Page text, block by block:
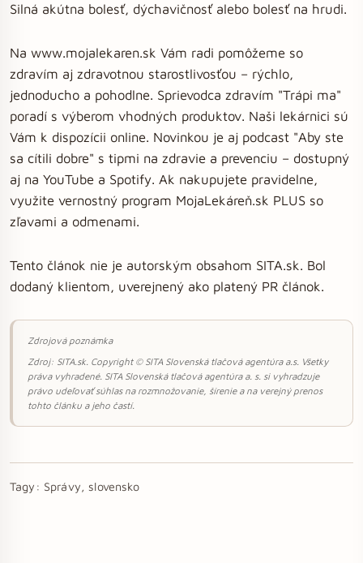
Silná akútna bolesť, dýchavičnosť alebo bolesť na hrudi.
Na www.mojalekaren.sk Vám radi pomôžeme so
zdravím aj zdravotnou starostlivosťou – rýchlo,
jednoducho a pohodlne. Sprievodca zdravím "Trápi ma"
poradí s výberom vhodných produktov. Naši lekárnici sú
Vám k dispozícii online. Novinkou je aj podcast "Aby ste
sa cítili dobre" s tipmi na zdravie a prevenciu – dostupný
aj na YouTube a Spotify. Ak nakupujete pravidelne,
využite vernostný program MojaLekáreň.sk PLUS so
zľavami a odmenami.
Tento článok nie je autorským obsahom SITA.sk. Bol
dodaný klientom, uverejnený ako platený PR článok.
Zdrojová poznámka
Zdroj: SITA.sk. Copyright © SITA Slovenská tlačová agentúra a.s. Všetky
práva vyhradené. SITA Slovenská tlačová agentúra a. s. si vyhradzuje
právo udeľovať súhlas na rozmnožovanie, šírenie a na verejný prenos
tohto článku a jeho častí.
Tagy: Správy, slovensko